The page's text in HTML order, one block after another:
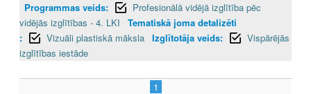
Programmas veids:
Profesionālā vidējā izglītība pēc
vidējās izglītības - 4. LKI
Tematiskā joma detalizēti
:
Vizuāli plastiskā māksla Izglītotāja veids:
Vispārējās
izglītības iestāde
1